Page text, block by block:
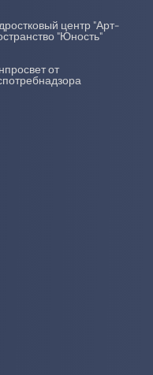
центр "Арт-
"Юность"
от